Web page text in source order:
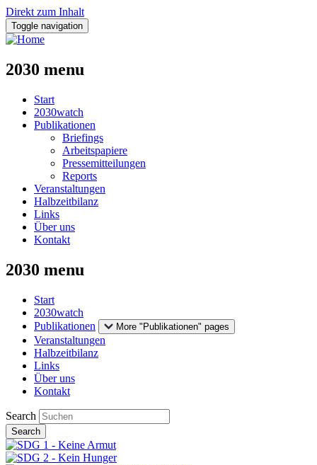
Direkt zum Inhalt
Toggle navigation
2030 menu
Start
2030watch
Publikationen
Briefings
Arbeitspapiere
Pressemitteilungen
Reports
Veranstaltungen
Halbzeitbilanz
Links
Über uns
Kontakt
2030 menu
Start
2030watch
Publikationen
More "Publikationen" pages
Veranstaltungen
Halbzeitbilanz
Links
Über uns
Kontakt
Search